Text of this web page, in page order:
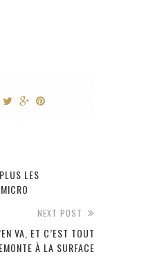
LES
NEXT POST
VA, ET C’EST TOUT
À LA SURFACE